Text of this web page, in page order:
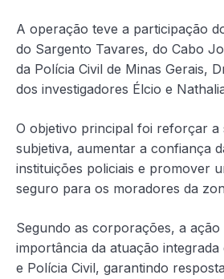
A operação teve a participação
do Sargento Tavares, do Cabo
da Polícia Civil de Minas Gerais,
dos investigadores Élcio e
O objetivo principal foi reforçar a
subjetiva, aumentar a confiança
instituições policiais e promover
seguro para os moradores da
Segundo as corporações, a ação
importância da atuação
e Polícia Civil, garantindo